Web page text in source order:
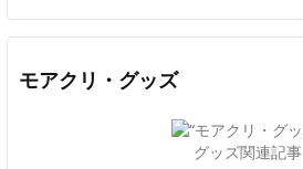
モアクリ・グッズ
グッズ関連記事